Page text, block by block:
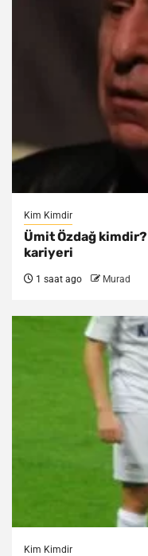
Kim Kimdir
Ümit Özdağ
kariyeri
1 saat ago Murad
Kim Kimdir